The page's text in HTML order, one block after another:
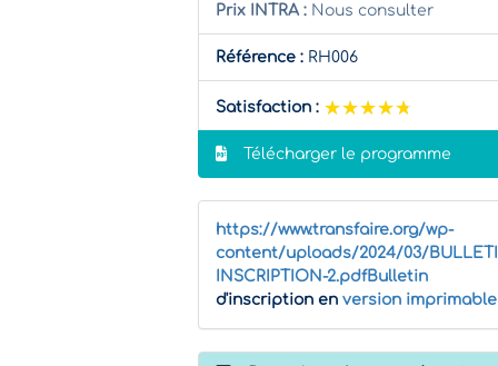
Prix INTRA : Nous consulter
Référence : RH006
Satisfaction : ★★★★★
★★★★★
Télécharger le programme
https://www.transfaire.org/wp-
content/uploads/2024/03/
INSCRIPTION-2.pdfBulletin
d'inscription en version imprimable